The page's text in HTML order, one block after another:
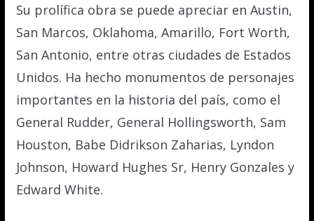
Su prolífica obra se puede apreciar en Austin,
San Marcos, Oklahoma, Amarillo, Fort Worth,
San Antonio, entre otras ciudades de Estados
Unidos. Ha hecho monumentos de personajes
importantes en la historia del país, como el
General Rudder, General Hollingsworth, Sam
Houston, Babe Didrikson Zaharias, Lyndon
Johnson, Howard Hughes Sr, Henry Gonzales y
Edward White.